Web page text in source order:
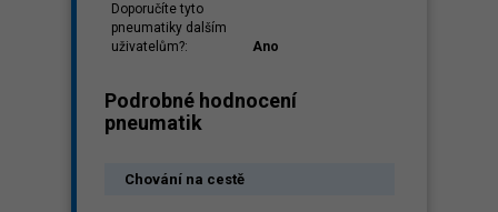
Doporučíte tyto
pneumatiky dalším
uživatelům?:
Ano
Podrobné hodnocení
pneumatik
Chování na cestě